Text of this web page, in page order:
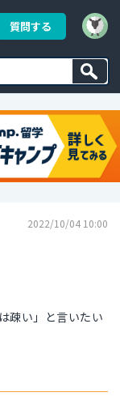
質問する
2022/10/04 10:00
疎い」と言いたい